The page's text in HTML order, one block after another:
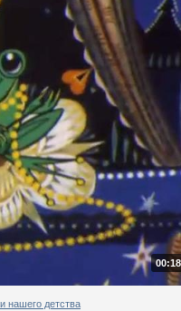
нашего детства